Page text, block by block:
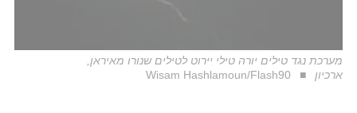
מערכת נגד טילים יורה טילי יירוט לטילים שנורו מאיראן,
ארכיון
Wisam Hashlamoun/Flash90